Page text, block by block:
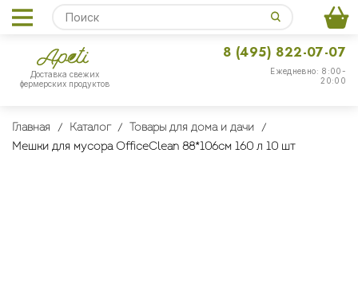
Доставка свежих
фермерских продуктов
Ежедневно: 8:00-
20:00
8 (495) 822-07-07
Главная Каталог
Товары для дома и дачи
Мешки для мусора OfficeClean 88*106см 160 л 10 шт